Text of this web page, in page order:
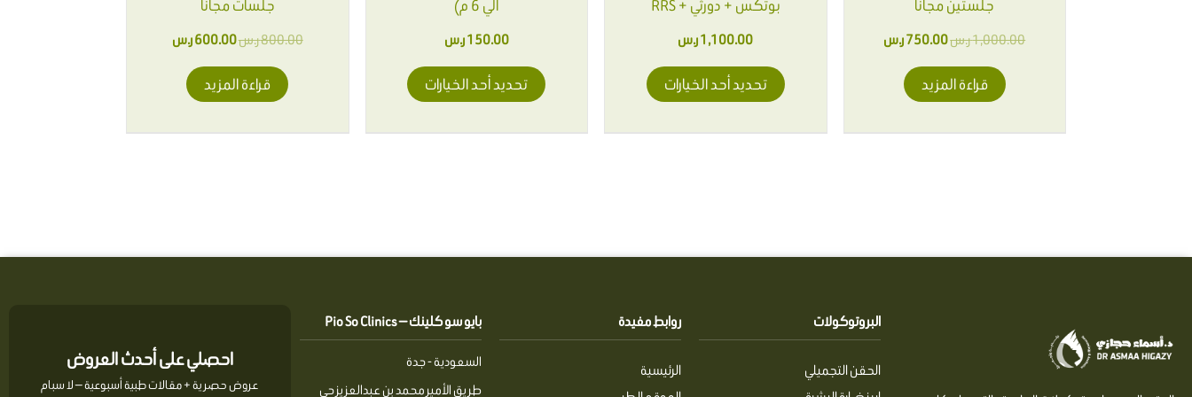
جلستين مجاناً
1,000.00ر.س750.00ر.س
قراءة المزيد
بوتكس + دورثي + RRS
1,100.00ر.س
تحديد أحد الخيارات
الي 6 م)
150.00ر.س
تحديد أحد الخيارات
جلسات مجاناً
800.00ر.س600.00ر.س
قراءة المزيد
البروتوكولات
الحقن التجميلي
روابط مفيدة
الرئيسية
بايو سو كلينك — Pio So Clinics
السعودية - جدة
طريق الأمير محمد بن عبدالعزيز حي
احصلي على أحدث العروض
عروض حصرية + مقالات طبية أسبوعية — لا سبام